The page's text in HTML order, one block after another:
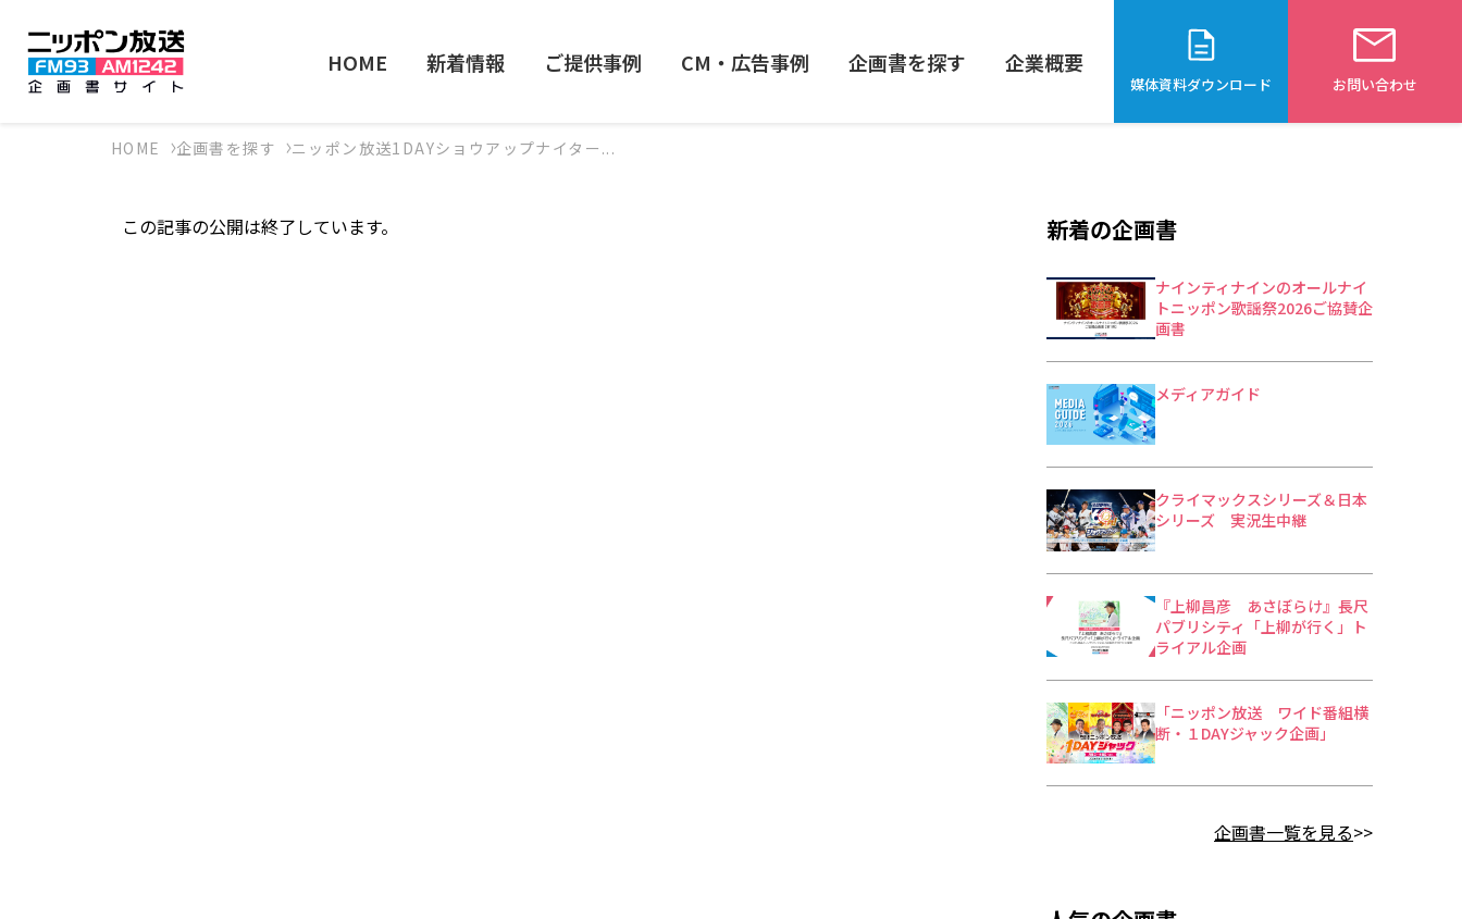
HOME 新着情報 ご提供事例 CM・広告事例 企画書を探す 企業概要
媒体資料ダウンロード お問い合わせ
HOME 企画書を探す ニッポン放送1DAYショウアップナイター...
この記事の公開は終了しています。 新着の企画書
ナインティナインのオールナイ
トニッポン歌謡祭2026ご協賛企
画書
メディアガイド
クライマックスシリーズ＆日本
シリーズ 実況生中継
『上柳昌彦 あさぼらけ』長尺
パブリシティ「上柳が行く」ト
ライアル企画
「ニッポン放送 ワイド番組横
断・１DAYジャック企画」
企画書一覧を見る>>